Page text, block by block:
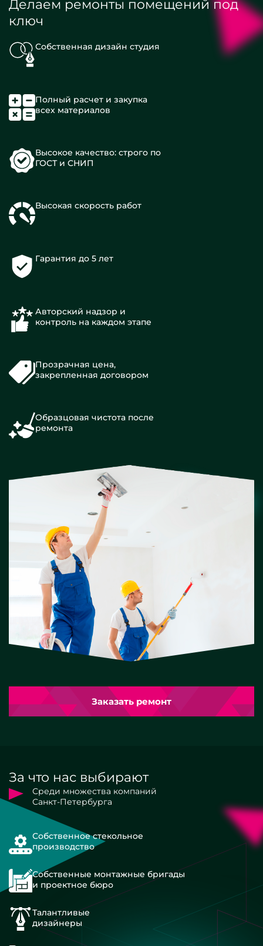
Делаем ремонты помещений под
ключ
Собственная дизайн студия
Полный расчет и закупка
всех материалов
Высокое качество: строго по
ГОСТ и СНИП
Высокая скорость работ
Гарантия до 5 лет
Авторский надзор и
контроль на каждом этапе
Прозрачная цена,
закрепленная договором
Образцовая чистота после
ремонта
Заказать ремонт
За что нас выбирают
Среди множества компаний
Санкт-Петербурга
Собственное стекольное
производство
Собственные монтажные бригады
и проектное бюро
Талантливые
дизайнеры